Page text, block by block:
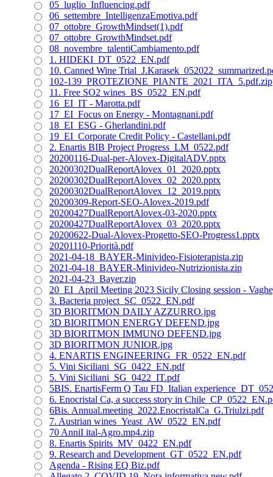
05_luglio_Influencing.pdf
06_settembre_IntelligenzaEmotiva.pdf
07_ottobre_GrowthMindset(1).pdf
07_ottobre_GrowthMindset.pdf
08_novembre_talentiCambiamento.pdf
1. HIDEKI_DT_0522_EN.pdf
10. Canned Wine
102-139_PROTEZIONE_PIANTE_2021_ITA_5.pdf.zip
11. Free SO2 wines_BS_0522_EN.pdf
16_EI_IT - Marotta.pdf
17_EI_Focus on Energy - Montagnani.pdf
18_EI_ESG - Gherlandini.pdf
19_EI_Corporate Credit Policy - Castellani.pdf
2. Enartis BIB Project Progress_LM_0522.pdf
20200116-Dual-per-Alovex-DigitalADV.pptx
20200302DualReportAlovex_01_2020.pptx
20200302DualReportAlovex_02_2020.pptx
20200302DualReportAlovex_12_2019.pptx
20200309-Report-SEO-Alovex-2019.pdf
20200427DualReportAlovex-03-2020.pptx
20200427DualReportAlovex_03_2020.pptx
20200622-Dual-Alovex-Progetto-SEO-Progress1.pptx
20201110-Priorità.pdf
2021-04-18_BAYER-Minivideo-Fisioterapista.zip
2021-04-18_BAYER-Minivideo-Nutrizionista.zip
2021-04-23_Bayer.zip
20_EI_April Meeting 2023 Sicily Closing session -
3. Bacteria project_SC_0522_EN.pdf
3D BIORITMON DAILY AZZURRO.jpg
3D BIORITMON ENERGY DEFEND.jpg
3D BIORITMON IMMUNO DEFEND.jpg
3D BIORITMON JUNIOR.jpg
4. ENARTIS ENGINEERING_FR_0522_EN.pdf
5. Vini Siciliani_SG_0422_EN.pdf
5. Vini Siciliani_SG_0422_IT.pdf
5BIS. EnartisFerm Q Tau FD_Italian
6. Enocristal Ca, a success story in
6Bis. Annual.meeting_2022.EnocristalCa_G.Triulzi.pdf
7. Austrian wines_Yeast_AW_0522_EN.pdf
70 AnniI ital-Agro.mp4.zip
8. Enartis Spirits_MV_0422_EN.pdf
9. Research and Development_GT_0522_EN.pdf
Agenda - Rising EQ Biz.pdf